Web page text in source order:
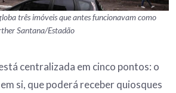
três imóveis que antes funcionavam como
Santana/Estadão
centralizada em cinco pontos: o
si, que poderá receber quiosques